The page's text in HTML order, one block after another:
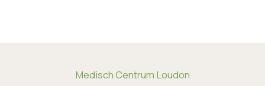
Medisch Centrum Loudon